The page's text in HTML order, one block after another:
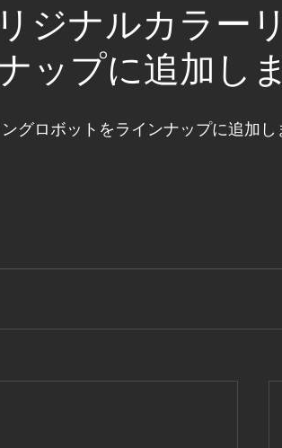
ジナルカラー
ップに追加し
グロボットをラインナップに追加し